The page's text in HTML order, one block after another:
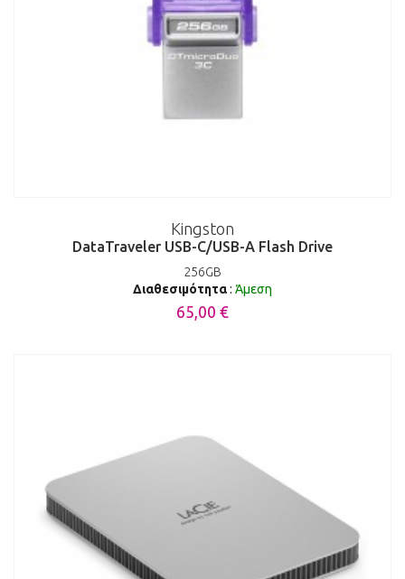
Kingston
DataTraveler USB-C/USB-A Flash Drive
256GB
Διαθεσιμότητα: Άμεση
65,00 €